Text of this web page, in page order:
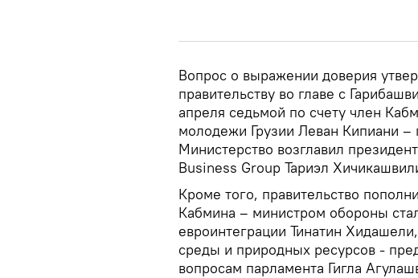
Вопрос о выражении доверия
правительству во главе с
апреля седьмой по счету член
молодежи Грузии Леван Кипиани
Министерство возглавил
Business Group Тариэл
Кроме того, правительство
Кабмина – министром обороны
евроинтеграции Тинатин
среды и природных ресурсов -
вопросам парламента Гигла